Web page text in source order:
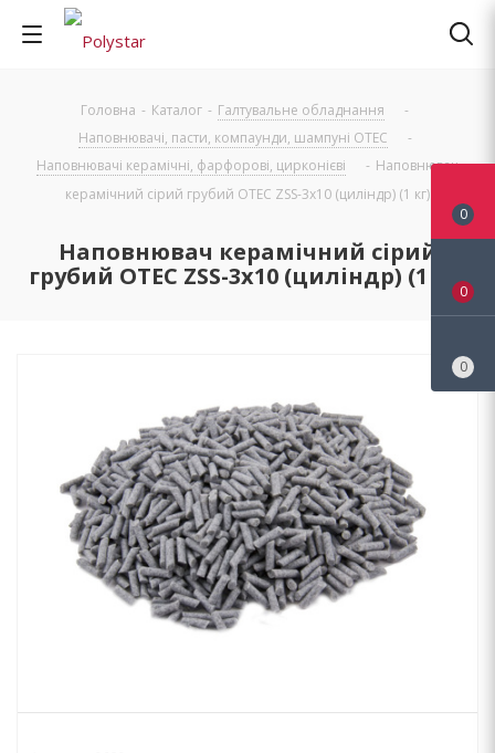
Головна - Каталог - Галтувальне обладнання
-
Наповнювачі, пасти, компаунди, шампуні OTEC
-
Наповнювачі керамічні, фарфорові, цирконієві
- Наповнювач
керамічний сірий грубий OTEC ZSS-3х10 (циліндр) (1 кг)
Наповнювач керамічний сірий
грубий OTEC ZSS-3х10 (циліндр) (1 кг)
0
0
0